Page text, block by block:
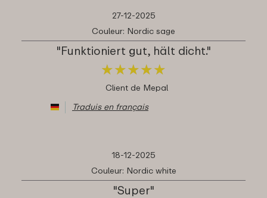
27-12-2025
Couleur: Nordic sage
"Funktioniert gut, hält dicht."
★★★★★
★★★★★
Client de Mepal
Traduis en français
18-12-2025
Couleur: Nordic white
"Super"